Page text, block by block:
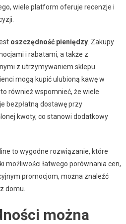
wiele platform oferuje recenzje i
oszczędność pieniędzy. Zakupy
i rabatami, a także z
z utrzymywaniem sklepu
mogą kupić ulubioną kawę w
również wspomnieć, że wiele
bezpłatną dostawę przy
kwoty, co stanowi dodatkowy
to wygodne rozwiązanie, które
możliwości łatwego porównania cen,
promocjom, można znaleźć
domu.
można